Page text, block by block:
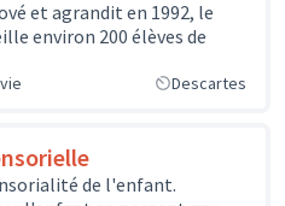
et agrandit en 1992, le
environ 200 élèves de
Descartes
de l'enfant.